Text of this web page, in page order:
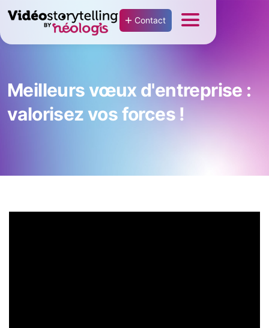
Contact
Meilleurs vœux d'entreprise :
valorisez vos forces !